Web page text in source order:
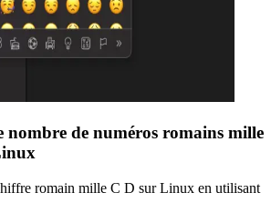
nombre de numéros romains mille
romain mille C D sur Linux en utilisant